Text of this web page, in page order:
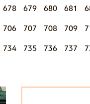
678 679 680 681
706 707 708 709
734 735 736 737